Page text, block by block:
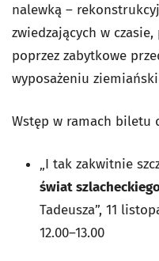
nalewką –
zwiedzających w
poprzez zabytkowe
wyposażeniu
Wstęp w ramach biletu
„I tak zakwitnie
świat
Tadeusza”, 11
12.00–13.00